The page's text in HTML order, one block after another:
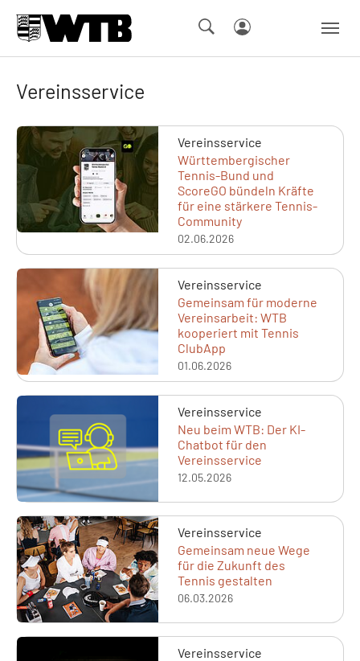
Vereinsservice
Vereinsservice
Württembergischer
Tennis-Bund und
ScoreGO bündeln Kräfte
für eine stärkere Tennis-
Community
02.06.2026
Vereinsservice
Gemeinsam für moderne
Vereinsarbeit: WTB
kooperiert mit Tennis
ClubApp
01.06.2026
Vereinsservice
Neu beim WTB: Der KI-
Chatbot für den
Vereinsservice
12.05.2026
Vereinsservice
Gemeinsam neue Wege
für die Zukunft des
Tennis gestalten
06.03.2026
Vereinsservice